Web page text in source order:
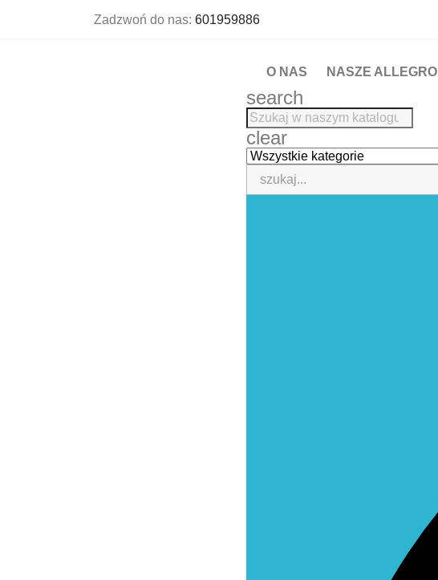
Zadzwoń do nas: 601959886
O NAS NASZE ALLEGRO
search
clear